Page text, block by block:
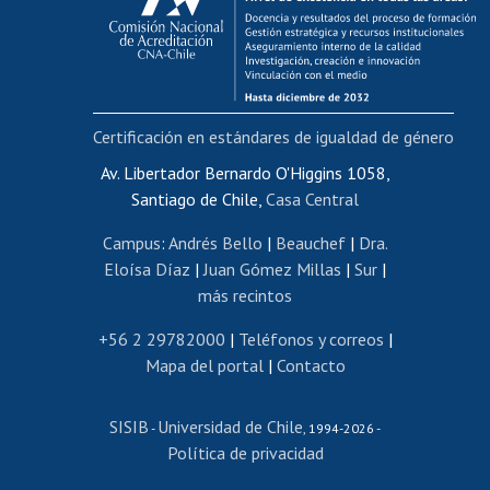
Funcionarias/os
Cursos internos de capacitación
Bienestar del personal
Portal de movilidad interna
Certificado de renta
Certificado de renta honorarios
Editar páginas blancas
Extranjeras/os
Revalidación y reconocimiento de títulos
Postulación al Programa de Movilidad Estudiantil
Cursos de español
Av. Libertador Bernardo O'Higgins 1058,
Santiago de Chile, Casa Central
Campus: Andrés Bello | Beauchef| Dra.
Eloísa Díaz |Juan Gómez Millas | Sur |
más recintos
+56 2 29782000 | Teléfonos y correos |
Mapa del portal| Contacto
SISIB - Universidad de Chile, 1994-2026 -
Política de privacidad
Certificación en estándares de igualdad de género